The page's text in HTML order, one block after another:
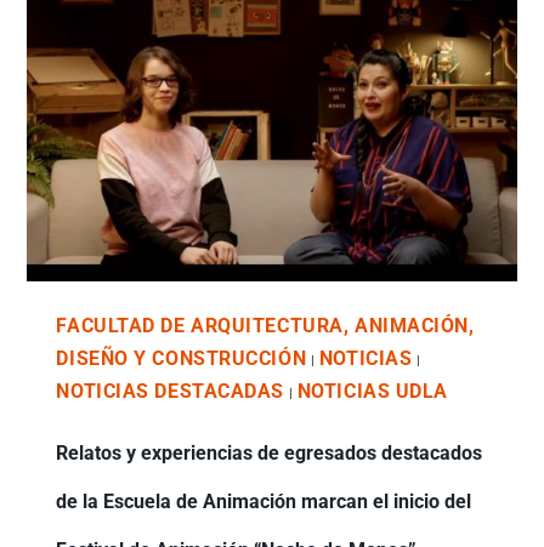
FACULTAD DE ARQUITECTURA, ANIMACIÓN,
DISEÑO Y CONSTRUCCIÓN | NOTICIAS |
NOTICIAS DESTACADAS | NOTICIAS UDLA
Relatos y experiencias de egresados destacados
de la Escuela de Animación marcan el inicio del